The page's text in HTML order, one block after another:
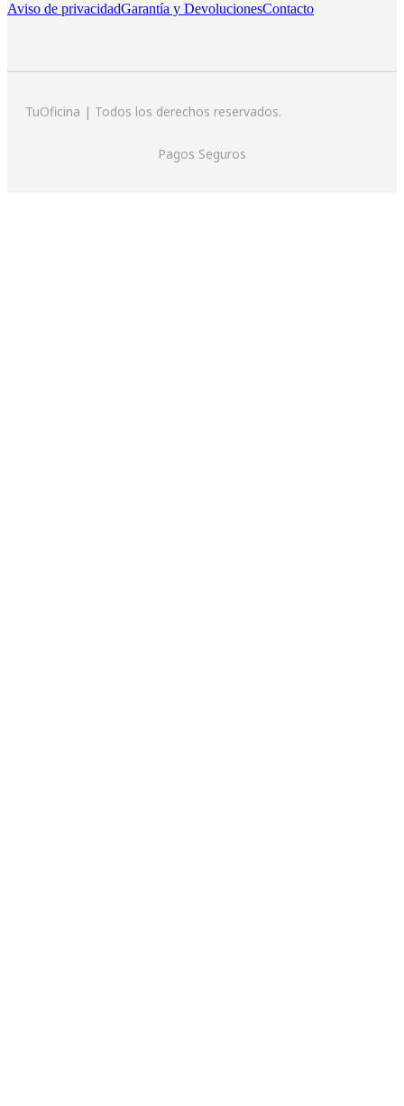
Aviso de privacidadGarantía y DevolucionesContacto
TuOficina | Todos los derechos reservados.
Pagos Seguros